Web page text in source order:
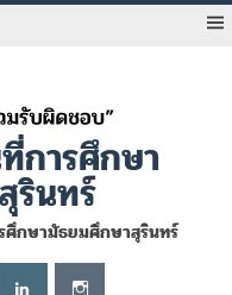
การศึกษา
รินทร์
ศึกษามัธยมศึกษาสุรินทร์